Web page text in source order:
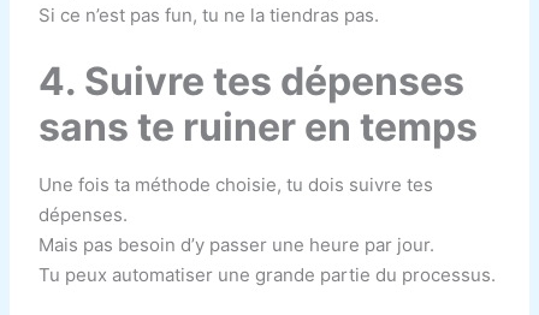
Si ce n’est pas fun, tu ne la tiendras pas.
4. Suivre tes dépenses
sans te ruiner en temps
Une fois ta méthode choisie, tu dois suivre tes
dépenses.
Mais pas besoin d’y passer une heure par jour.
Tu peux automatiser une grande partie du processus.